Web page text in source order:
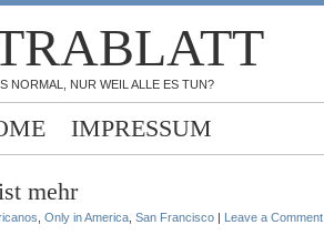
NORMAL, NUR WEIL ALLE ES TUN?
IMPRESSUM
mehr
Only in America San Francisco | Leave a Comment